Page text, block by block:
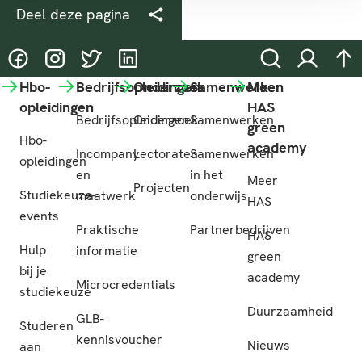
Deel deze pagina
@HASgreenacademy
@HASgreenacademy
@greenacademyHAS
@HASgreenacademy ZoekenInloggen
Hbo-
opleidingen
Hbo-
opleidingen
Studiekeuze-
events
Hulp
bij je
studiekeuze
Studeren
aan
Bedrijfsopleidingen
Bedrijfsopleidingen
Incompany
en
maatwerk
Praktische
informatie
Microcredentials
GLB-
kennisvoucher
Onderzoek
Onderzoek
Lectoraten
Projecten
Samenwerken
Samenwerken
Samenwerken
in het
onderwijs
Partnerbedrijven
Meer
HAS
green
academy
Meer
HAS
HAS
green
academy
Duurzaamheid
Nieuws